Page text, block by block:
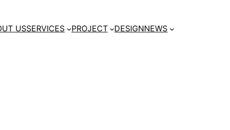
USSERVICES PROJECT DESIGNNEWS